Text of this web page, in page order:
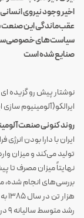
اخیر وجود نیروی
عقب‌ماندگی این
سیاست‌‌های
صنایع شده است
نوشتار پیش رو گزیده
ایرالکو(آلومینیوم
روند کنونی صنعت